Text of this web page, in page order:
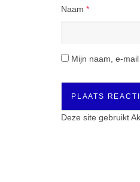
Naam *
Mijn naam, e-
Deze site gebruikt